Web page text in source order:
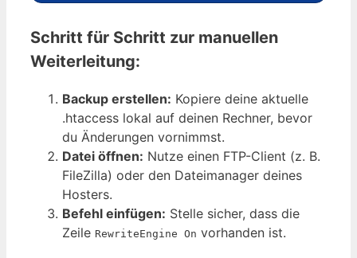
Schritt für Schritt zur manuellen
Weiterleitung:
Backup erstellen: Kopiere deine aktuelle
.htaccess lokal auf deinen Rechner, bevor
du Änderungen vornimmst.
Datei öffnen: Nutze einen FTP-Client (z. B.
FileZilla) oder den Dateimanager deines
Hosters.
Befehl einfügen: Stelle sicher, dass die
Zeile RewriteEngine On vorhanden ist.